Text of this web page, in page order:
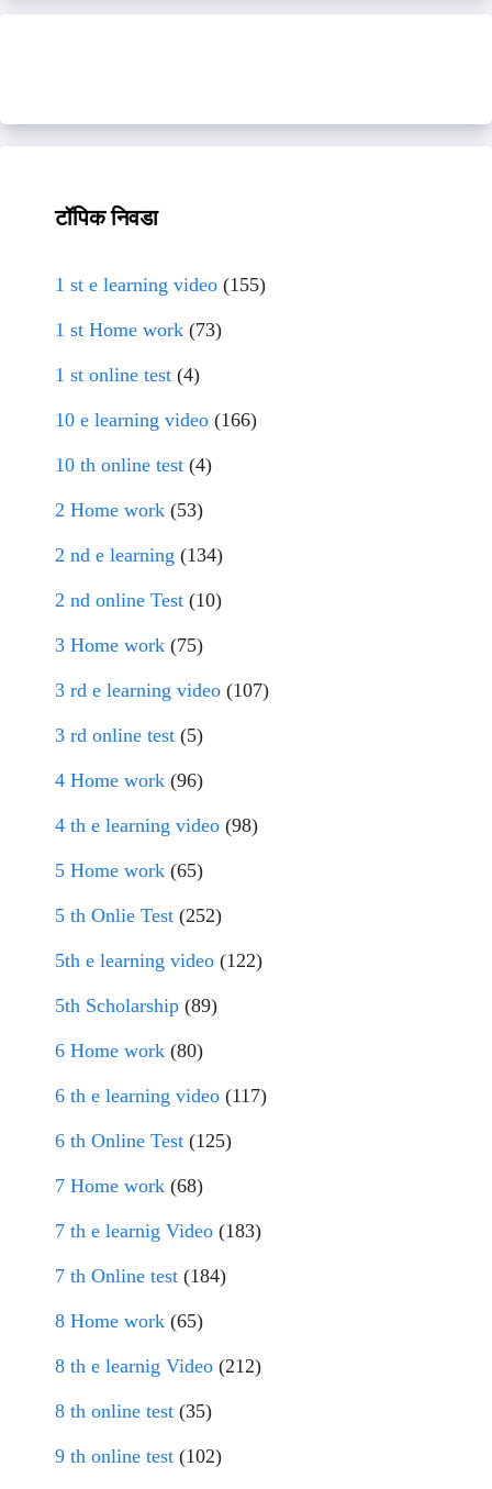
टॉपिक निवडा
1 st e learning video (155)
1 st Home work (73)
1 st online test (4)
10 e learning video (166)
10 th online test (4)
2 Home work (53)
2 nd e learning (134)
2 nd online Test (10)
3 Home work (75)
3 rd e learning video (107)
3 rd online test (5)
4 Home work (96)
4 th e learning video (98)
5 Home work (65)
5 th Onlie Test (252)
5th e learning video (122)
5th Scholarship (89)
6 Home work (80)
6 th e learning video (117)
6 th Online Test (125)
7 Home work (68)
7 th e learnig Video (183)
7 th Online test (184)
8 Home work (65)
8 th e learnig Video (212)
8 th online test (35)
9 th online test (102)